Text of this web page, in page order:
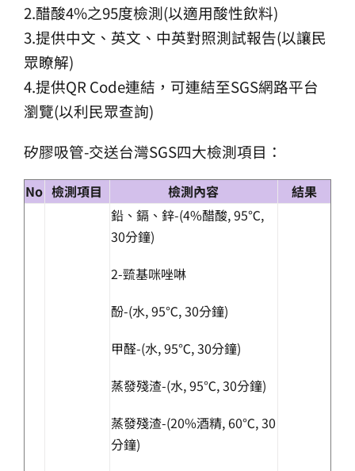
2.醋酸4%之95度檢測(以適用酸性飲料)
3.提供中文、英文、中英對照測試報告(以讓民
眾瞭解)
4.提供QR Code連結，可連結至SGS網路平台
瀏覽(以利民眾查詢)
矽膠吸管-交送台灣SGS四大檢測項目：
No 檢測項目 檢測內容 結果
鉛、鎘、鋅-(4%醋酸, 95℃,
30分鐘)
2-巰基咪唑啉
酚-(水, 95℃, 30分鐘)
甲醛-(水, 95℃, 30分鐘)
蒸發殘渣-(水, 95℃, 30分鐘)
蒸發殘渣-(20%酒精, 60℃, 30
分鐘)